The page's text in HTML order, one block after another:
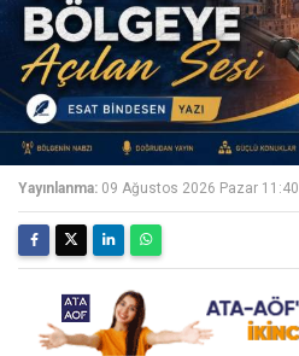
Yayınlanma: 09 Ağustos 2026 Pazar 11:40